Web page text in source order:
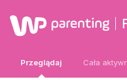
Przeglądaj Cała